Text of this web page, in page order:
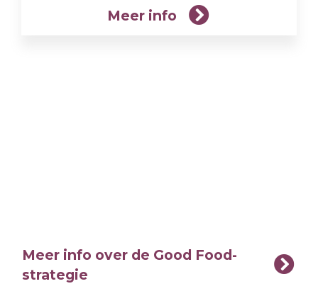
Meer info
Meer info over de Good Food-
strategie